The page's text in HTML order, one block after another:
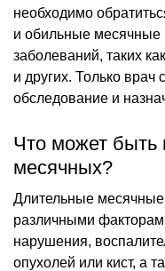
необходимо
и обильные месячные
заболеваний, таких
и других. Только
обследование и
Что может быть
месячных?
Длительные
различными
нарушения,
опухолей или кист, а